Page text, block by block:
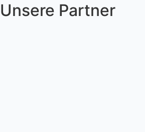
Unsere Partner